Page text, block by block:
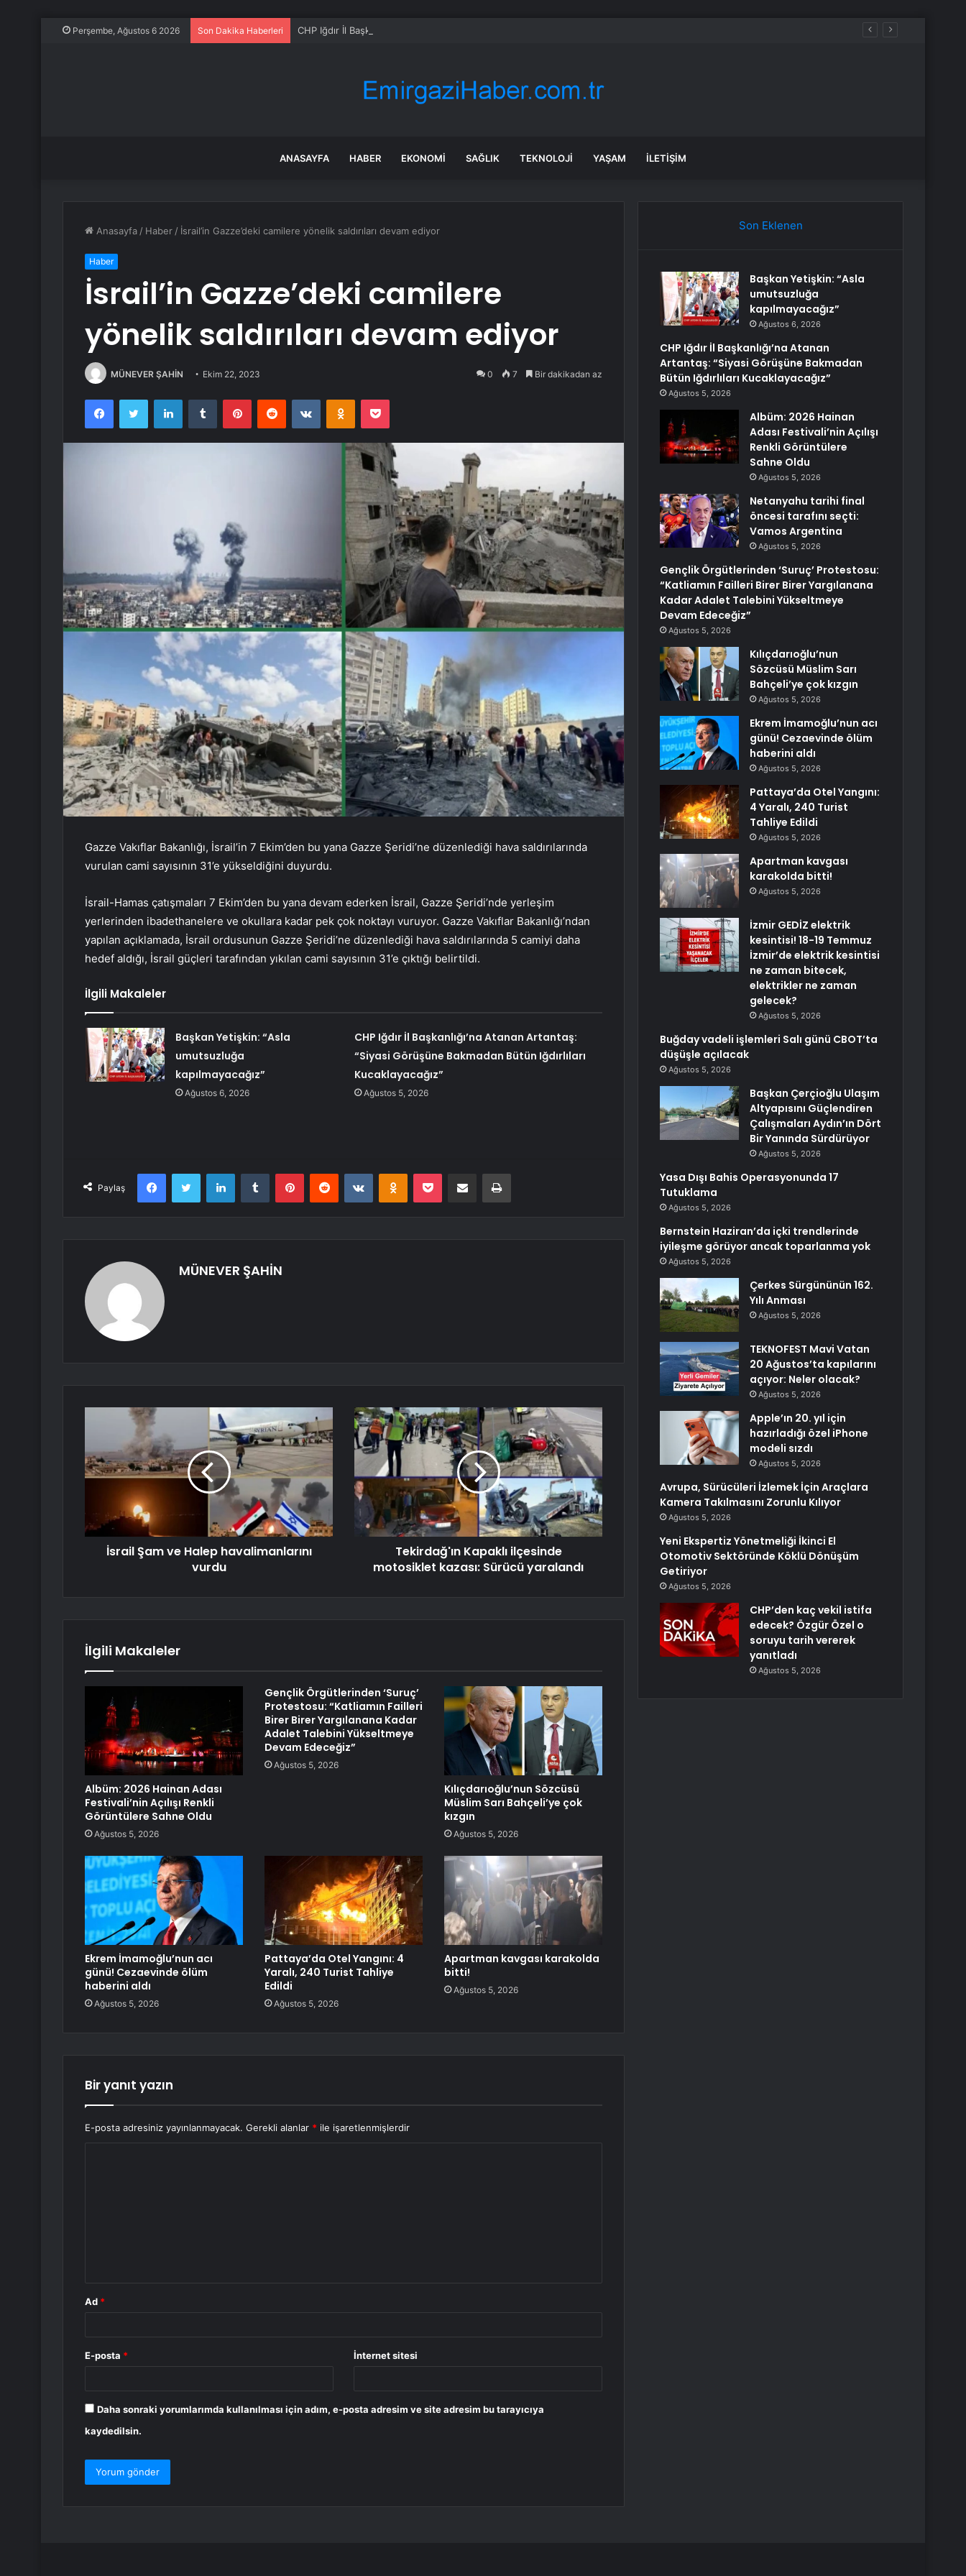
Perşembe, Ağustos 6 2026 Son Dakika Haberleri CHP Iğdır İl Başkanlığı’na Atanan Artantaş: “Siyasi Görüşüne Bakmadan Bütün Iğdırlıları Kucaklayacağız”
ANASAYFA HABER EKONOMI SAĞLIK TEKNOLOJI YAŞAM İLETIŞIM
Anasayfa / Haber / İsrail’in Gazze’deki camilere yönelik saldırıları devam ediyor
Haber
İsrail’in Gazze’deki camilere
yönelik saldırıları devam ediyor
MÜNEVER ŞAHİN Ekim 22, 2023 0 7 Bir dakikadan az
FacebookTwitter LinkedInTumblr PinterestReddit VKontakteOdnoklassniki
Pocket
Gazze Vakıflar Bakanlığı, İsrail’in 7 Ekim’den bu yana Gazze Şeridi’ne düzenlediği hava saldırılarında
vurulan cami sayısının 31’e yükseldiğini duyurdu.
İsrail-Hamas çatışmaları 7 Ekim’den bu yana devam ederken İsrail, Gazze Şeridi’nde yerleşim
yerlerinden ibadethanelere ve okullara kadar pek çok noktayı vuruyor. Gazze Vakıflar Bakanlığı’ndan
yapılan açıklamada, İsrail ordusunun Gazze Şeridi’ne düzenlediği hava saldırılarında 5 camiyi daha
hedef aldığı, İsrail güçleri tarafından yıkılan cami sayısının 31’e çıktığı belirtildi.
İlgili Makaleler
Başkan Yetişkin: “Asla
umutsuzluğa
kapılmayacağız”
Ağustos 6, 2026
CHP Iğdır İl Başkanlığı’na Atanan Artantaş:
“Siyasi Görüşüne Bakmadan Bütün Iğdırlıları
Kucaklayacağız”
Ağustos 5, 2026
Paylaş
FacebookTwitter LinkedInTumblr PinterestReddit VKontakteOdnoklassniki
Pocket E-Posta ile paylaş Yazdır
MÜNEVER ŞAHİN
İsrail Şam ve Halep havalimanlarını
vurdu
Tekirdağ'ın Kapaklı ilçesinde
motosiklet kazası: Sürücü yaralandı
İlgili Makaleler
Albüm: 2026 Hainan Adası
Festivali’nin Açılışı Renkli
Görüntülere Sahne Oldu
Ağustos 5, 2026
Gençlik Örgütlerinden ‘Suruç’
Protestosu: “Katliamın Failleri
Birer Birer Yargılanana Kadar
Adalet Talebini Yükseltmeye
Devam Edeceğiz”
Ağustos 5, 2026
Kılıçdarıoğlu’nun Sözcüsü
Müslim Sarı Bahçeli’ye çok
kızgın
Ağustos 5, 2026
Ekrem İmamoğlu’nun acı
günü! Cezaevinde ölüm
haberini aldı
Ağustos 5, 2026
Pattaya’da Otel Yangını: 4
Yaralı, 240 Turist Tahliye
Edildi
Ağustos 5, 2026
Apartman kavgası karakolda
bitti!
Ağustos 5, 2026
Bir yanıt yazın
E-posta adresiniz yayınlanmayacak. Gerekli alanlar * ile işaretlenmişlerdir
Ad *
E-posta * İnternet sitesi
Daha sonraki yorumlarımda kullanılması için adım, e-posta adresim ve site adresim bu tarayıcıya
kaydedilsin.
Son Eklenen
Başkan Yetişkin: “Asla
umutsuzluğa
kapılmayacağız”
Ağustos 6, 2026
CHP Iğdır İl Başkanlığı’na Atanan
Artantaş: “Siyasi Görüşüne Bakmadan
Bütün Iğdırlıları Kucaklayacağız”
Ağustos 5, 2026
Albüm: 2026 Hainan
Adası Festivali’nin Açılışı
Renkli Görüntülere
Sahne Oldu
Ağustos 5, 2026
Netanyahu tarihi final
öncesi tarafını seçti:
Vamos Argentina
Ağustos 5, 2026
Gençlik Örgütlerinden ‘Suruç’ Protestosu:
“Katliamın Failleri Birer Birer Yargılanana
Kadar Adalet Talebini Yükseltmeye
Devam Edeceğiz”
Ağustos 5, 2026
Kılıçdarıoğlu’nun
Sözcüsü Müslim Sarı
Bahçeli’ye çok kızgın
Ağustos 5, 2026
Ekrem İmamoğlu’nun acı
günü! Cezaevinde ölüm
haberini aldı
Ağustos 5, 2026
Pattaya’da Otel Yangını:
4 Yaralı, 240 Turist
Tahliye Edildi
Ağustos 5, 2026
Apartman kavgası
karakolda bitti!
Ağustos 5, 2026
İzmir GEDİZ elektrik
kesintisi! 18-19 Temmuz
İzmir’de elektrik kesintisi
ne zaman bitecek,
elektrikler ne zaman
gelecek?
Ağustos 5, 2026
Buğday vadeli işlemleri Salı günü CBOT’ta
düşüşle açılacak
Ağustos 5, 2026
Başkan Çerçioğlu Ulaşım
Altyapısını Güçlendiren
Çalışmaları Aydın’ın Dört
Bir Yanında Sürdürüyor
Ağustos 5, 2026
Yasa Dışı Bahis Operasyonunda 17
Tutuklama
Ağustos 5, 2026
Bernstein Haziran’da içki trendlerinde
iyileşme görüyor ancak toparlanma yok
Ağustos 5, 2026
Çerkes Sürgününün 162.
Yılı Anması
Ağustos 5, 2026
TEKNOFEST Mavi Vatan
20 Ağustos’ta kapılarını
açıyor: Neler olacak?
Ağustos 5, 2026
Apple’ın 20. yıl için
hazırladığı özel iPhone
modeli sızdı
Ağustos 5, 2026
Avrupa, Sürücüleri İzlemek İçin Araçlara
Kamera Takılmasını Zorunlu Kılıyor
Ağustos 5, 2026
Yeni Ekspertiz Yönetmeliği İkinci El
Otomotiv Sektöründe Köklü Dönüşüm
Getiriyor
Ağustos 5, 2026
CHP’den kaç vekil istifa
edecek? Özgür Özel o
soruyu tarih vererek
yanıtladı
Ağustos 5, 2026